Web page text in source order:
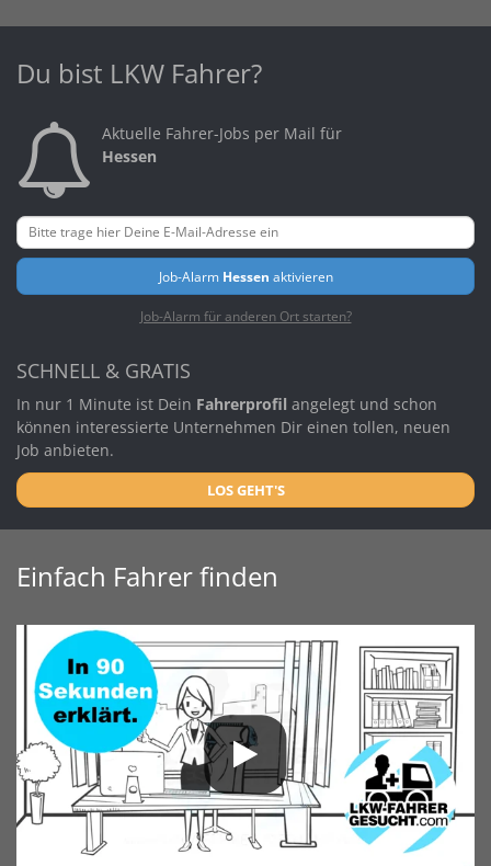
Du bist LKW Fahrer?
Aktuelle Fahrer-Jobs per Mail für
Hessen
Job-Alarm Hessen aktivieren
Job-Alarm für anderen Ort starten?
SCHNELL & GRATIS
In nur 1 Minute ist Dein Fahrerprofil angelegt und schon
können interessierte Unternehmen Dir einen tollen, neuen
Job anbieten.
LOS GEHT'S
Einfach Fahrer finden